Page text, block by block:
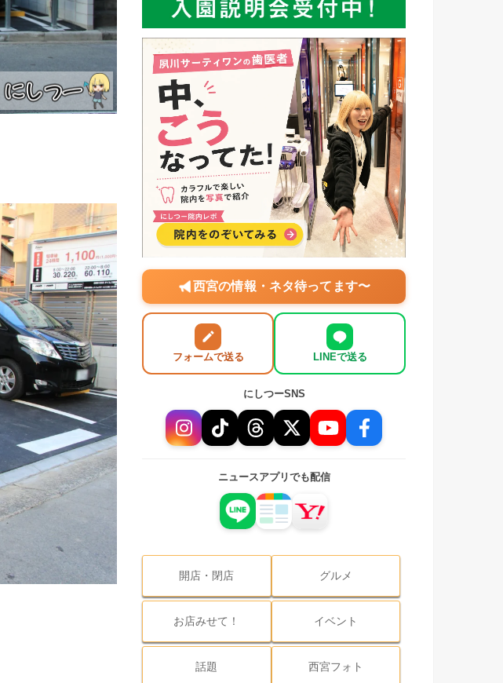
西宮の情報・ネタ待ってます〜
フォームで送る LINEで送る
にしつーSNS
ニュースアプリでも配信
開店・閉店 グルメ
お店みせて！ イベント
話題 西宮フォト